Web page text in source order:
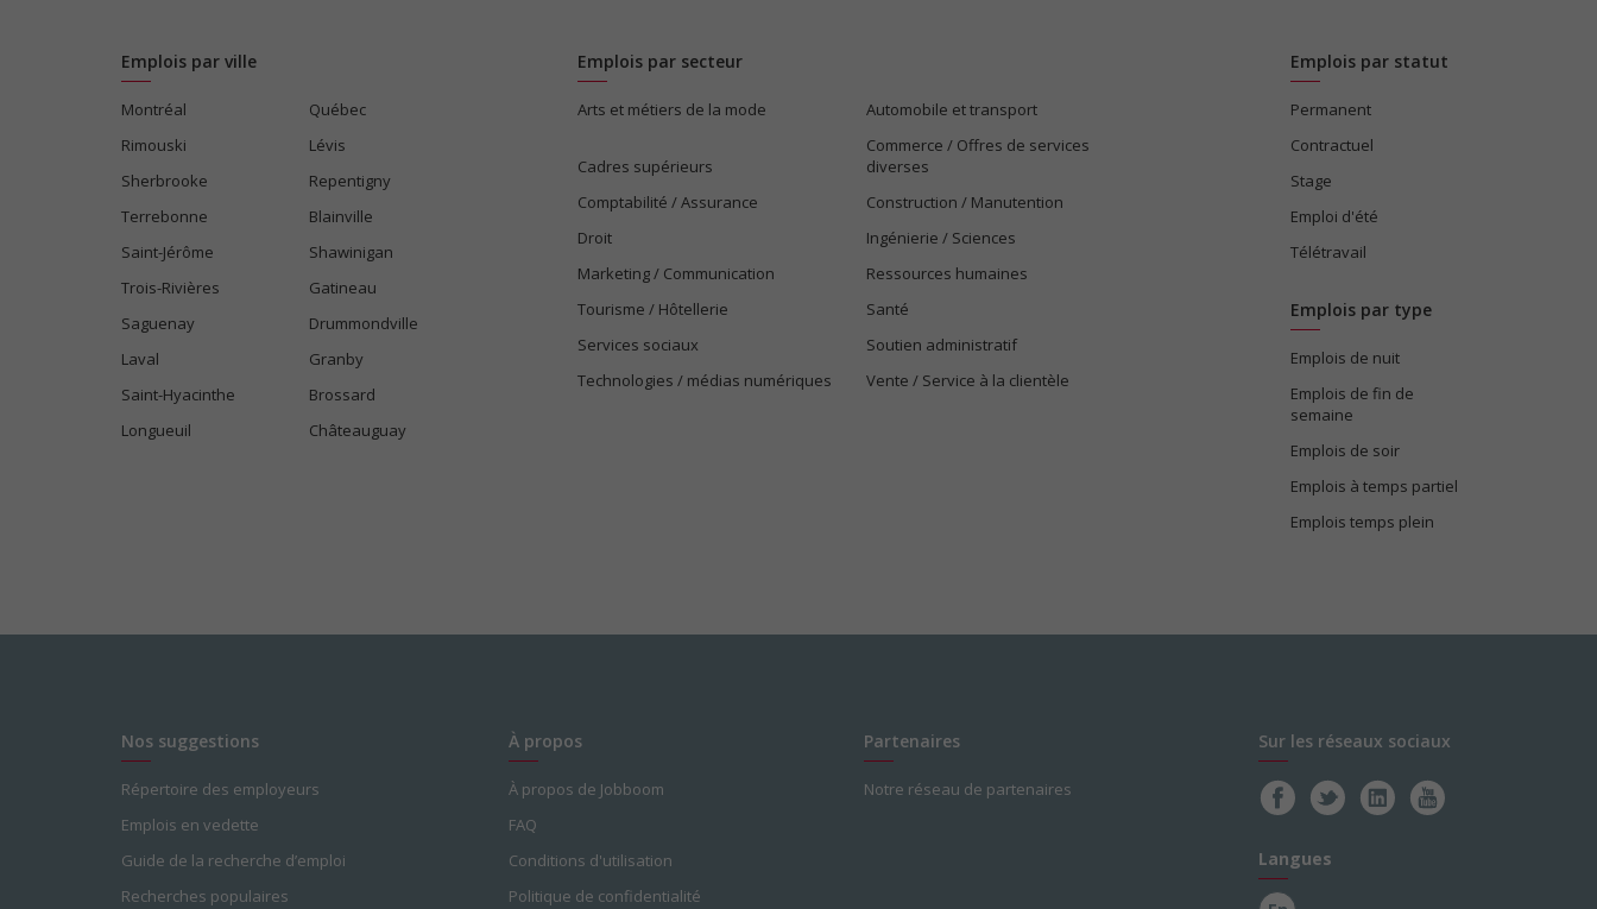
Emplois par ville
Montréal
Québec
Rimouski
Lévis
Sherbrooke
Repentigny
Terrebonne
Blainville
Saint-Jérôme
Shawinigan
Trois-Rivières
Gatineau
Saguenay
Drummondville
Laval
Granby
Saint-Hyacinthe
Brossard
Longueuil
Châteauguay
Emplois par secteur
Arts et métiers de la mode Automobile et transport
Cadres supérieurs
Commerce / Offres de services
diverses
Comptabilité / Assurance
Construction / Manutention
Droit
Ingénierie / Sciences
Marketing / Communication
Ressources humaines
Tourisme / Hôtellerie
Santé
Services sociaux
Soutien administratif
Technologies / médias numériques
Vente / Service à la clientèle
Emplois par statut
Permanent
Contractuel
Stage
Emploi d'été
Télétravail
Emplois par type
Emplois de nuit
Emplois de fin de
semaine
Emplois de soir
Emplois à temps partiel
Emplois temps plein
Nos suggestions
Répertoire des employeurs
Emplois en vedette
Guide de la recherche d’emploi
Recherches populaires
À propos
À propos de Jobboom
FAQ
Conditions d'utilisation
Politique de confidentialité
Partenaires
Notre réseau de partenaires
Sur les réseaux sociaux
Langues